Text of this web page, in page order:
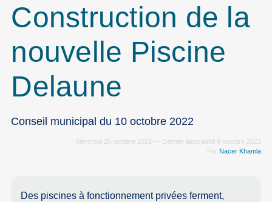
Construction de la
nouvelle Piscine
Delaune
Conseil municipal du 10 octobre 2022
Mercredi 26 octobre 2022 — Dernier ajout lundi 9 octobre 2023
Par Nacer Khamla
Des piscines à fonctionnement privées ferment,